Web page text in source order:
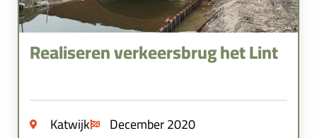
Realiseren verkeersbrug het Lint
Katwijk December 2020